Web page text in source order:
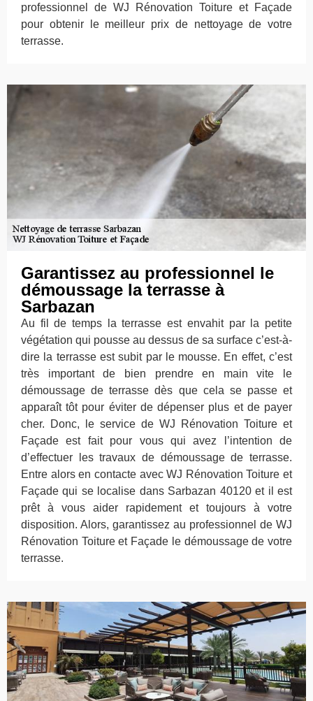
professionnel de WJ Rénovation Toiture et Façade
pour obtenir le meilleur prix de nettoyage de votre
terrasse.
Garantissez au professionnel le
démoussage la terrasse à
Sarbazan
Au fil de temps la terrasse est envahit par la petite
végétation qui pousse au dessus de sa surface c’est-à-
dire la terrasse est subit par le mousse. En effet, c’est
très important de bien prendre en main vite le
démoussage de terrasse dès que cela se passe et
apparaît tôt pour éviter de dépenser plus et de payer
cher. Donc, le service de WJ Rénovation Toiture et
Façade est fait pour vous qui avez l’intention de
d’effectuer les travaux de démoussage de terrasse.
Entre alors en contacte avec WJ Rénovation Toiture et
Façade qui se localise dans Sarbazan 40120 et il est
prêt à vous aider rapidement et toujours à votre
disposition. Alors, garantissez au professionnel de WJ
Rénovation Toiture et Façade le démoussage de votre
terrasse.